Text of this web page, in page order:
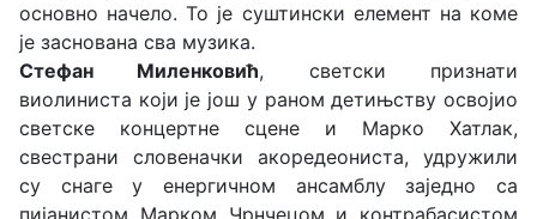
основно начело. То је суштински елемент на коме
је заснована сва музика.
Стефан Миленковић, светски признати
виолиниста који је још у раном детињству освојио
светске концертне сцене и Марко Хатлак,
свестрани словеначки акоредеониста, удружили
су снаге у енергичном ансамблу заједно са